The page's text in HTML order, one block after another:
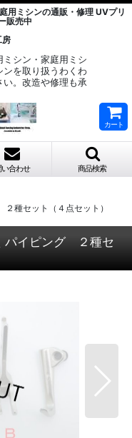
用ミシンの通販・修理 UVプリ
販売中
房
シン・家庭用ミシ
ンを取り扱うわくわ
い。改造や修理も承
カート
合わせ 商品検索
種セット（４点セット）
パイピング ２種セ